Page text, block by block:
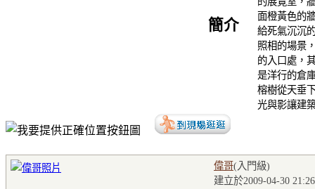
簡介
面橙黃色的
給死氣沉沉
照相的場景
的入口處，
是洋行的倉
榕樹從天垂
光與影讓建
偉哥(入門級)
建立於2009-04-30